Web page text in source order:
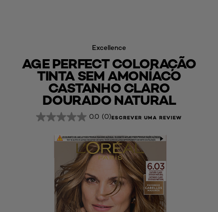
Excellence
AGE PERFECT COLORAÇÃO
TINTA SEM AMONÍACO
CASTANHO CLARO
DOURADO NATURAL
0.0 (0)ESCREVER UMA REVIEW